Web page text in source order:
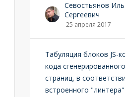
Севостьянов
Сергеевич
25 апреля 2017
Табуляция блоков JS-
кода
страниц, в
встроенного "линтера"